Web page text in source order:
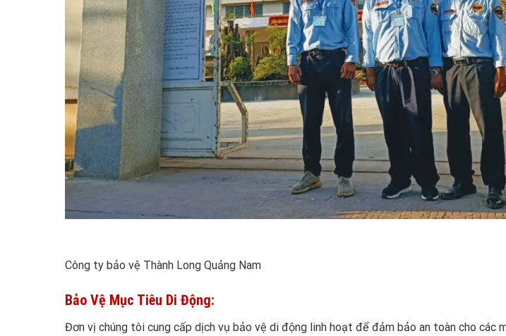
Công ty bảo vệ Thành Long Quảng Nam
Bảo Vệ Mục Tiêu Di Động:
Đơn vị chúng tôi cung cấp dịch vụ bảo vệ di động linh hoạt để đảm bảo an toàn cho các